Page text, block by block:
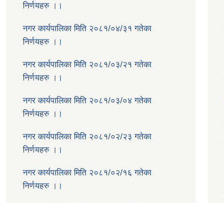
निर्णयहरु ।।
नगर कार्यपालिका मिति २०८१/०४/३१ गतेका
निर्णयहरु ।।
नगर कार्यपालिका मिति २०८१/०३/२१ गतेका
निर्णयहरु ।।
नगर कार्यपालिका मिति २०८१/०३/०४ गतेका
निर्णयहरु ।।
नगर कार्यपालिका मिति २०८१/०२/२३ गतेका
निर्णयहरु ।।
नगर कार्यपालिका मिति २०८१/०२/१६ गतेका
निर्णयहरु ।।